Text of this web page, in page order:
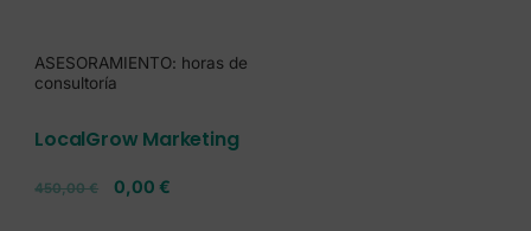
ASESORAMIENTO: horas de
consultoría
LocalGrow Marketing
450,00€ 0,00 €